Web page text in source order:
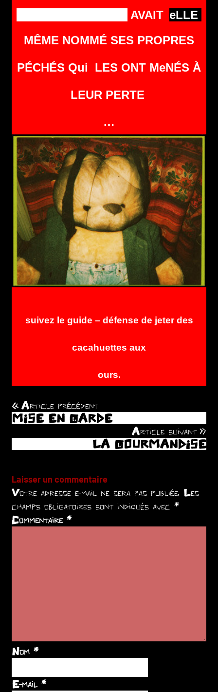
AVAIT eLLE
MÊME NOMMÉ SES PROPRES
PÉCHÉS Qui LES ONT MeNÉS À
LEUR PERTE
…
suivez le guide – défense de jeter des
cacahuettes aux
ours.
Navigation
de
l’article
Article précédent
MISE EN GARDE
Article suivant
LA GOURMANDISE
Laisser un commentaire
Votre adresse e-mail ne sera pas publiée. Les
champs obligatoires sont indiqués avec *
Commentaire *
Nom *
E-mail *